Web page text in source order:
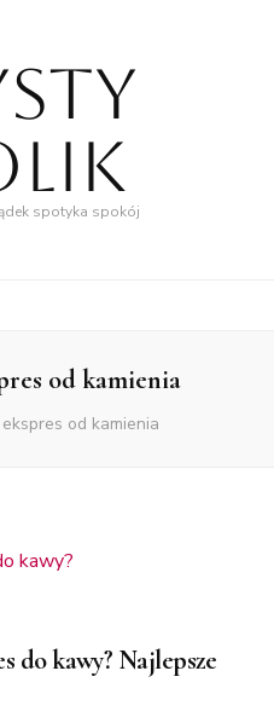
spotyka spokój
od kamienia
od kamienia
do kawy? Najlepsze